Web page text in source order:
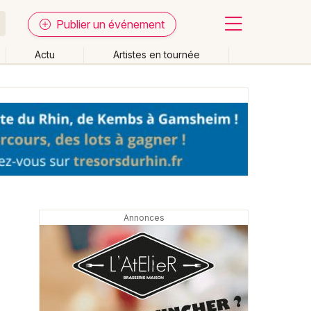
Publier un événement
Actu Artistes en tournée
Effacer les dates
end Autre